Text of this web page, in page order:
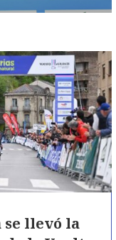
se llevó la